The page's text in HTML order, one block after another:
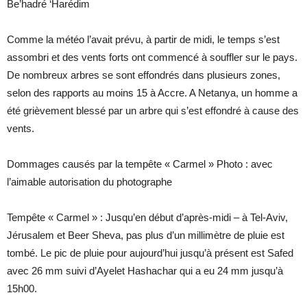
Be’hadré ‘Harédim
Comme la météo l’avait prévu, à partir de midi, le temps s’est
assombri et des vents forts ont commencé à souffler sur le pays.
De nombreux arbres se sont effondrés dans plusieurs zones,
selon des rapports au moins 15 à Accre. A Netanya, un homme a
été grièvement blessé par un arbre qui s’est effondré à cause des
vents.
Dommages causés par la tempête « Carmel » Photo : avec
l’aimable autorisation du photographe
Tempête « Carmel » : Jusqu’en début d’après-midi – à Tel-Aviv,
Jérusalem et Beer Sheva, pas plus d’un millimètre de pluie est
tombé. Le pic de pluie pour aujourd’hui jusqu’à présent est Safed
avec 26 mm suivi d’Ayelet Hashachar qui a eu 24 mm jusqu’à
15h00.